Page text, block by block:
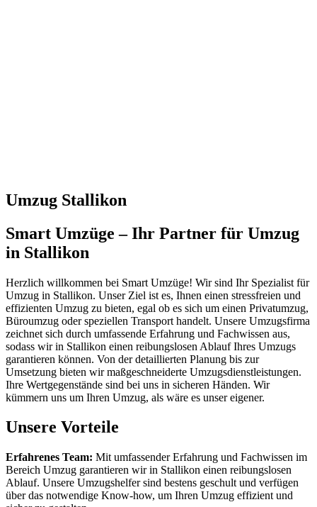
Umzug Stallikon
Smart Umzüge – Ihr Partner für Umzug
in Stallikon
Herzlich willkommen bei Smart Umzüge! Wir sind Ihr Spezialist für
Umzug in Stallikon. Unser Ziel ist es, Ihnen einen stressfreien und
effizienten Umzug zu bieten, egal ob es sich um einen Privatumzug,
Büroumzug oder speziellen Transport handelt. Unsere Umzugsfirma
zeichnet sich durch umfassende Erfahrung und Fachwissen aus,
sodass wir in Stallikon einen reibungslosen Ablauf Ihres Umzugs
garantieren können. Von der detaillierten Planung bis zur
Umsetzung bieten wir maßgeschneiderte Umzugsdienstleistungen.
Ihre Wertgegenstände sind bei uns in sicheren Händen. Wir
kümmern uns um Ihren Umzug, als wäre es unser eigener.
Unsere Vorteile
Erfahrenes Team: Mit umfassender Erfahrung und Fachwissen im
Bereich Umzug garantieren wir in Stallikon einen reibungslosen
Ablauf. Unsere Umzugshelfer sind bestens geschult und verfügen
über das notwendige Know-how, um Ihren Umzug effizient und